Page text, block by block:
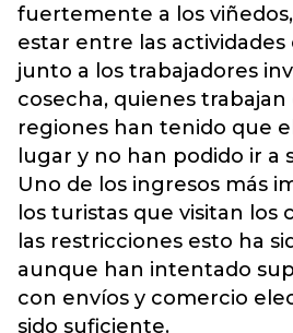
fuertemente a los
estar entre las actividades
junto a los trabajadores
cosecha, quienes
regiones han tenido que
lugar y no han podido ir a
Uno de los ingresos más
los turistas que visitan los
las restricciones esto ha
aunque han intentado
con envíos y comercio
sido suficiente.